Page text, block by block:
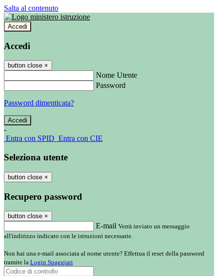
Salta al contenuto
Accedi
Accedi
button close ×
Nome Utente
Password
Password dimenticata?
-
Entra con SPID Entra con CIE
Seleziona utente
button close ×
Recupero password
button close ×
E-mail Verrà inviato un messaggio
all'indirizzo indicato con le istruzioni necessarie.
Non hai una e-mail associata al nome utente? Effettua il reset della password
tramite la Login Spaggiari